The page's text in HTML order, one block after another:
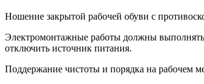
Ношение закрытой рабочей обуви с
Электромонтажные работы должны
отключить источник питания.
Поддержание чистоты и порядка на рабочем